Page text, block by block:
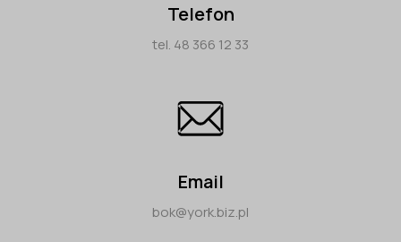
Telefon
tel. 48 366 12 33
Email
bok@york.biz.pl